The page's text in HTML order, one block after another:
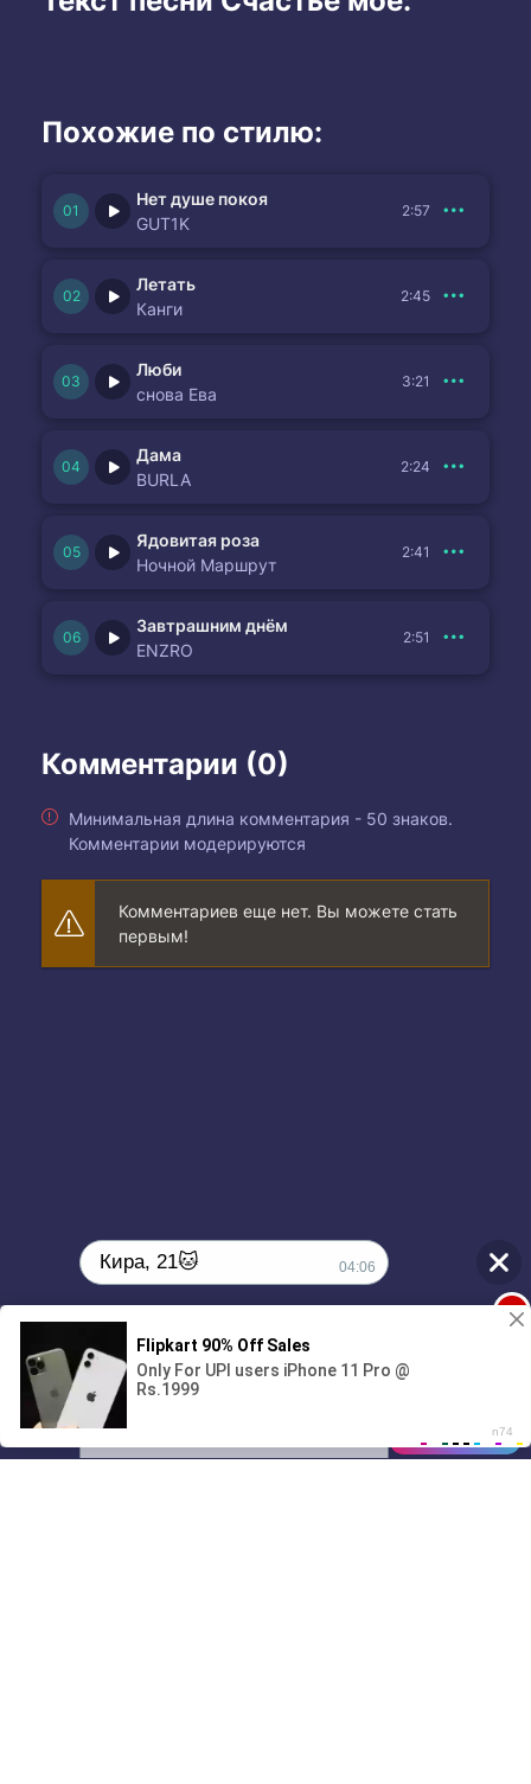
Похожие по стилю:
Нет душе покоя
GUT1K
2:57
Летать
Канги
2:45
Люби
снова Ева
3:21
Дама
BURLA
2:24
Ядовитая роза
Ночной Маршрут
2:41
Завтрашним днём
ENZRO
2:51
Комментарии (0)
Минимальная длина комментария - 50 знаков.
Комментарии модерируются
Комментариев еще нет. Вы можете стать
первым!
01/07
00:00
Кира, 21🐱 04:06
Поиграешь со мной? 💖🐾
1